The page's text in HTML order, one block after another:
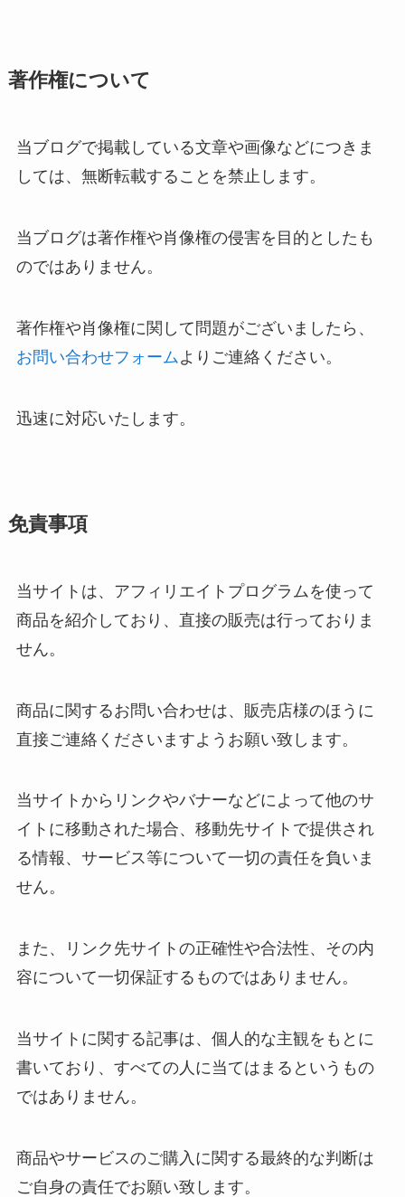
著作権について
当ブログで掲載している文章や画像などにつきま
しては、無断転載することを禁止します。
当ブログは著作権や肖像権の侵害を目的としたも
のではありません。
著作権や肖像権に関して問題がございましたら、
お問い合わせフォーム よりご連絡ください。
迅速に対応いたします。
免責事項
当サイトは、アフィリエイトプログラムを使って
商品を紹介しており、直接の販売は行っておりま
せん。
商品に関するお問い合わせは、販売店様のほうに
直接ご連絡くださいますようお願い致します。
当サイトからリンクやバナーなどによって他のサ
イトに移動された場合、移動先サイトで提供され
る情報、サービス等について一切の責任を負いま
せん。
また、リンク先サイトの正確性や合法性、その内
容について一切保証するものではありません。
当サイトに関する記事は、個人的な主観をもとに
書いており、すべての人に当てはまるというもの
ではありません。
商品やサービスのご購入に関する最終的な判断は
ご自身の責任でお願い致します。